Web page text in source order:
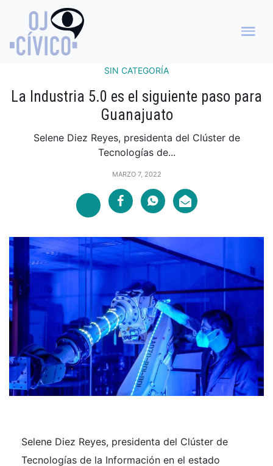
SIN CATEGORÍA
La Industria 5.0 es el siguiente paso para
Guanajuato
Selene Diez Reyes, presidenta del Clúster de
Tecnologías de...
MARZO 7, 2022
Selene Diez Reyes, presidenta del Clúster de
Tecnologías de la Información en el estado